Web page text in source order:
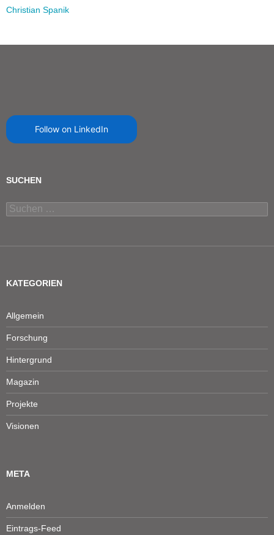
Christian Spanik
Follow on LinkedIn
SUCHEN
Suchen
nach:
KATEGORIEN
Allgemein
Forschung
Hintergrund
Magazin
Projekte
Visionen
META
Anmelden
Eintrags-Feed